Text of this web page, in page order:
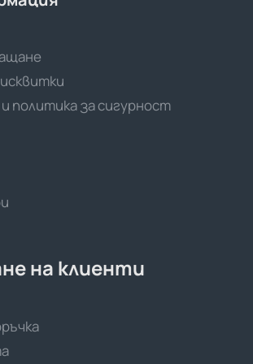
политика за сигурност
на клиенти